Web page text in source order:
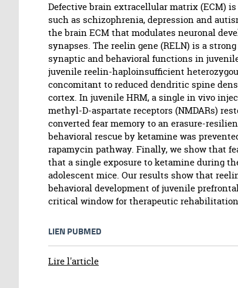
Defective brain extracellular matrix (ECM)
such as schizophrenia, depression and
the brain ECM that modulates neuronal
synapses. The reelin gene (RELN) is a
synaptic and behavioral functions in
juvenile reelin-haploinsufficient
concomitant to reduced dendritic spine
cortex. In juvenile HRM, a single in vivo
methyl-D-aspartate receptors (NMDARs)
converted fear memory to an erasure-
behavioral rescue by ketamine was
rapamycin pathway. Finally, we show that
that a single exposure to ketamine during
adolescent mice. Our results show that
behavioral development of juvenile
critical window for therapeutic
LIEN PUBMED
Lire l'article